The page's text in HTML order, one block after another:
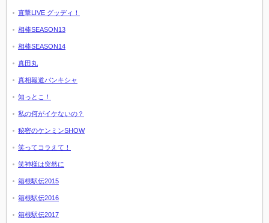
直撃LIVE グッディ！
相棒SEASON13
相棒SEASON14
真田丸
真相報道バンキシャ
知っとこ！
私の何がイケないの？
秘密のケンミンSHOW
笑ってコラえて！
笑神様は突然に
箱根駅伝2015
箱根駅伝2016
箱根駅伝2017